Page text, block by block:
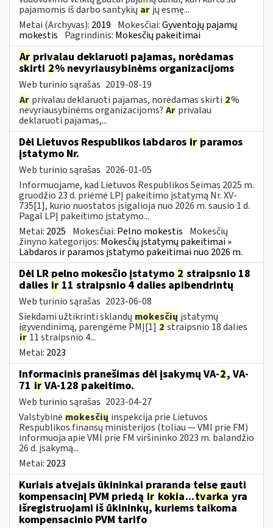
pajamomis iš darbo santykių ar jų esmę...
Metai (Archyvas): 2019 Mokesčiai:Gyventojų pajamų
mokestis Pagrindinis: Mokesčių pakeitimai
Ar privalau deklaruoti pajamas, norėdamas
skirti 2% nevyriausybinėms organizacijoms
Web turinio sąrašas 2019-08-19
Ar privalau deklaruoti pajamas, norėdamas skirti 2%
nevyriausybinėms organizacijoms? Ar privalau
deklaruoti pajamas,...
Dėl Lietuvos Respublikos labdaros ir paramos
įstatymo Nr.
Web turinio sąrašas 2026-01-05
Informuojame, kad Lietuvos Respublikos Seimas 2025 m.
gruodžio 23 d. priėmė LPĮ pakeitimo įstatymą Nr. XV-
735[1], kurio nuostatos įsigalioja nuo 2026 m. sausio 1 d.
Pagal LPĮ pakeitimo įstatymo...
Metai: 2025 Mokesčiai: Pelno mokestis Mokesčių
žinyno kategorijos: Mokesčių įstatymų pakeitimai »
Labdaros ir paramos įstatymo pakeitimai nuo 2026 m.
Dėl LR pelno mokesčio įstatymo 2 straipsnio 18
dalies ir 11 straipsnio 4 dalies apibendrintų
Web turinio sąrašas 2023-06-08
Siekdami užtikrinti sklandų mokesčių įstatymų
įgyvendinimą, parengėme PMĮ[1]2straipsnio 18 dalies
ir 11 straipsnio 4...
Metai: 2023
Informacinis pranešimas dėl įsakymų VA-2, VA-
71 ir VA-128 pakeitimo.
Web turinio sąrašas 2023-04-27
Valstybinė mokesčių inspekcija prie Lietuvos
Respublikos finansų ministerijos (toliau ― VMI prie FM)
informuoja apie VMI prie FM viršininko 2023 m. balandžio
26 d. įsakymą...
Metai: 2023
Kuriais atvejais ūkininkai praranda teisę gauti
kompensacinį PVM priedą ir kokia...tvarka yra
išregistruojami iš ūkininkų, kuriems taikoma
kompensacinio PVM tarifo